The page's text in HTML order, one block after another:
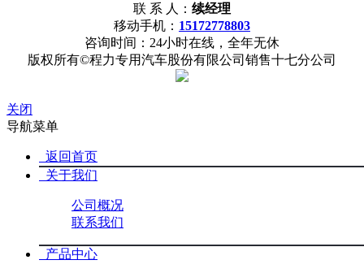
15172778803
公司概况
联 系 人： 续经理
移动手机： 15172778803
咨询时间：24小时在线，全年无休
版权所有©程力专用汽车股份有限公司销售十七分公司
关闭
导航菜单
返回首页
关于我们
公司概况
联系我们
产品中心